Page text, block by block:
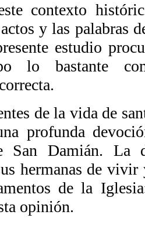
contexto
y las palabras
estudio
lo bastante
de la vida de
profunda
San Damián. La
hermanas de
de la
opinión.